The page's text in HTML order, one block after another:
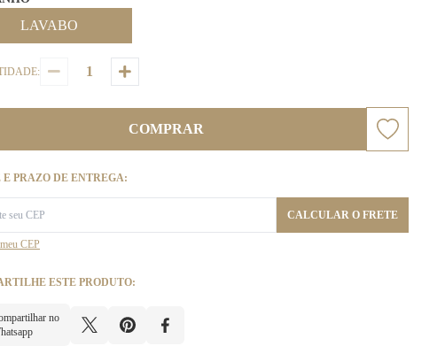
LAVABO
COMPRAR
E PRAZO DE ENTREGA:
CALCULAR O FRETE
CEP
ESTE PRODUTO:
no